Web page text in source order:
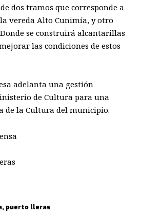
de dos tramos que corresponde a
vereda Alto Cunimía, y otro
Donde se construirá alcantarillas
las condiciones de estos
a adelanta una gestión
inisterio de Cultura para una
de la Cultura del municipio.
nsa
, puerto lleras